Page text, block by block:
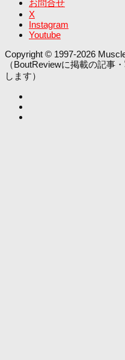
お問合せ
X
Instagram
Youtube
Copyright © 1997-2026
（BoutReviewに掲載の記事
します）